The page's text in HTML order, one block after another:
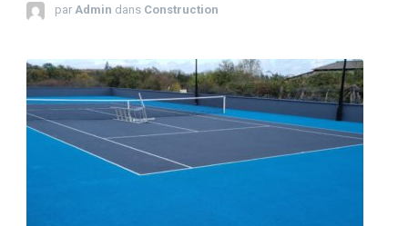
par Admin dans Construction